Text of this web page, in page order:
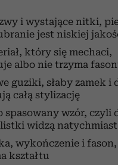
i wystające nitki,
jest niskiej
który się mechaci,
albo nie trzyma
guziki, słaby zamek i
całą stylizację
spasowany wzór, czyli
widzą natychmiast
wykończenie i
kształtu